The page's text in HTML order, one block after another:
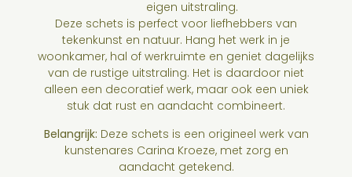
eigen uitstraling.
Deze schets is perfect voor liefhebbers van
tekenkunst en natuur. Hang het werk in je
woonkamer, hal of werkruimte en geniet dagelijks
van de rustige uitstraling. Het is daardoor niet
alleen een decoratief werk, maar ook een uniek
stuk dat rust en aandacht combineert.
Belangrijk: Deze schets is een origineel werk van
kunstenares Carina Kroeze, met zorg en
aandacht getekend.